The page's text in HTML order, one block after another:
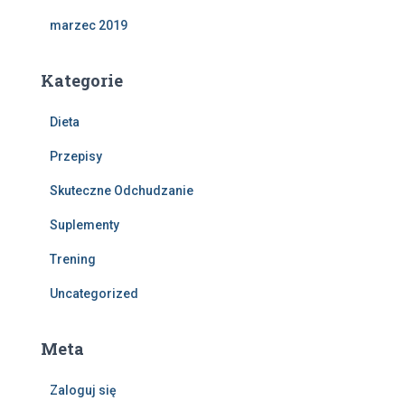
marzec 2019
Kategorie
Dieta
Przepisy
Skuteczne Odchudzanie
Suplementy
Trening
Uncategorized
Meta
Zaloguj się